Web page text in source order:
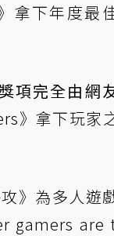
拿下年度最
項完全由網
》拿下玩家
》為多人遊
gamers are